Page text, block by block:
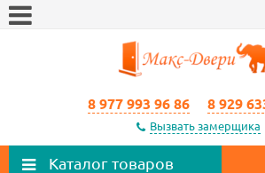
8 977 993 96 86 8 929
Вызвать замерщика
Каталог товаров